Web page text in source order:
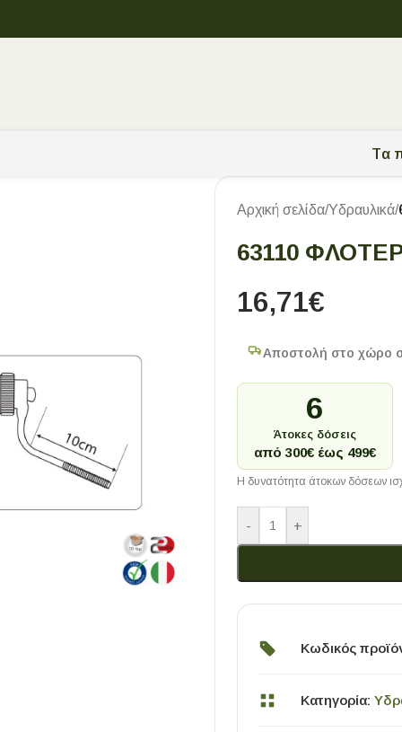
Tα
Αρχική σελίδα/Υδραυλικά/
63110
16,71€
Αποστολή στο χώρο
6
Άτοκες δόσεις
από 300€ έως 499€
Η δυνατότητα άτοκων δόσεων
- +
Κωδικός
Κατηγορία: